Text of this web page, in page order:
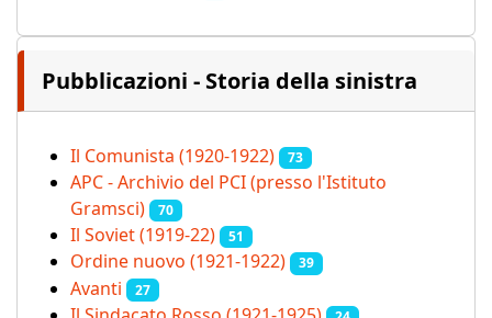
Pubblicazioni - Storia della sinistra
Il Comunista (1920-1922) 73
APC - Archivio del PCI (presso l'Istituto
Gramsci)
70
Il Soviet (1919‑22) 51
Ordine nuovo (1921-1922) 39
Avanti 27